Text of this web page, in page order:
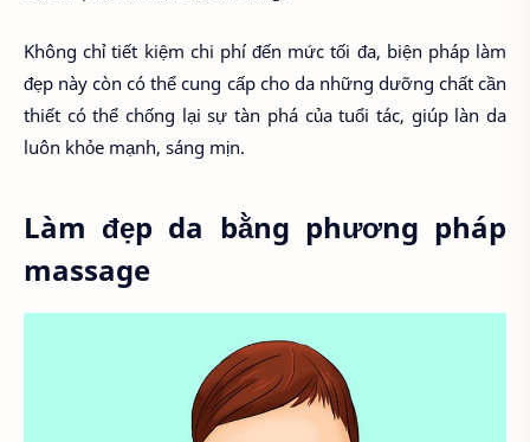
Không chỉ tiết kiệm chi phí đến mức tối đa, biện pháp làm
đẹp này còn có thể cung cấp cho da những dưỡng chất cần
thiết có thể chống lại sự tàn phá của tuổi tác, giúp làn da
luôn khỏe mạnh, sáng mịn.
Làm đẹp da bằng phương pháp
massage